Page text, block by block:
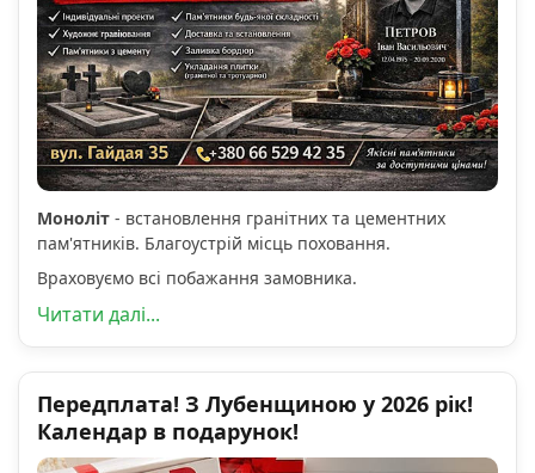
Моноліт - встановлення гранітних та цементних
пам'ятників. Благоустрій місць поховання.
Враховуємо всі побажання замовника.
Читати далі...
Передплата! З Лубенщиною у 2026 рік!
Календар в подарунок!